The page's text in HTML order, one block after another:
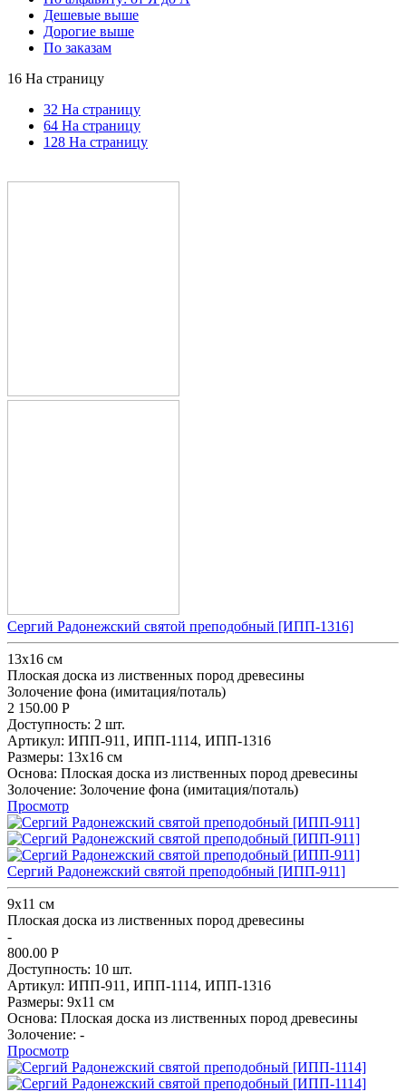
Дешевые выше
Дорогие выше
По заказам
16 На страницу
32 На страницу
64 На страницу
128 На страницу
Сергий Радонежский святой преподобный [ИПП-1316]
13x16 см
Плоская доска из лиственных пород древесины
Золочение фона (имитация/поталь)
2 150.00 Р
Доступность: 2 шт.
Артикул: ИПП-911, ИПП-1114, ИПП-1316
Размеры: 13x16 см
Основа: Плоская доска из лиственных пород древесины
Золочение: Золочение фона (имитация/поталь)
Просмотр
Сергий Радонежский святой преподобный [ИПП-911]
9х11 см
Плоская доска из лиственных пород древесины
-
800.00 Р
Доступность: 10 шт.
Артикул: ИПП-911, ИПП-1114, ИПП-1316
Размеры: 9х11 см
Основа: Плоская доска из лиственных пород древесины
Золочение: -
Просмотр